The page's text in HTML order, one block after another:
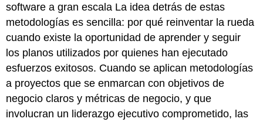
software a gran escala La idea detrás de estas
metodologías es sencilla: por qué reinventar la rueda
cuando existe la oportunidad de aprender y seguir
los planos utilizados por quienes han ejecutado
esfuerzos exitosos. Cuando se aplican metodologías
a proyectos que se enmarcan con objetivos de
negocio claros y métricas de negocio, y que
involucran un liderazgo ejecutivo comprometido, las